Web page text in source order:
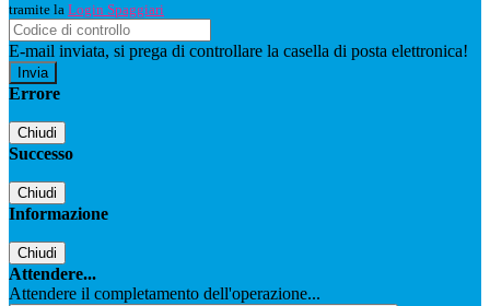
tramite la Login Spaggiari
E-mail inviata, si prega di controllare la casella di posta elettronica!
Errore
Chiudi
Successo
Chiudi
Informazione
Chiudi
Attendere...
Attendere il completamento dell'operazione...